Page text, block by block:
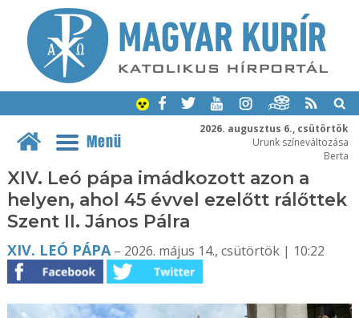
2026. augusztus 6., csütörtök
Urunk színeváltozása
Berta
Menü
XIV. Leó pápa imádkozott azon a
helyen, ahol 45 évvel ezelőtt rálőttek
Szent II. János Pálra
XIV. LEÓ PÁPA– 2026. május 14., csütörtök | 10:22